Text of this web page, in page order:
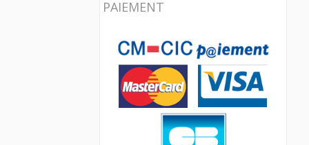
PAIEMENT